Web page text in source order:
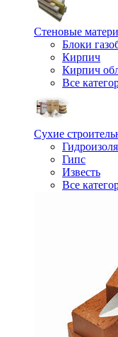
Стеновые
Блоки
Кирпич
Кирпич
Все
Сухие
Гипс
Известь
Все